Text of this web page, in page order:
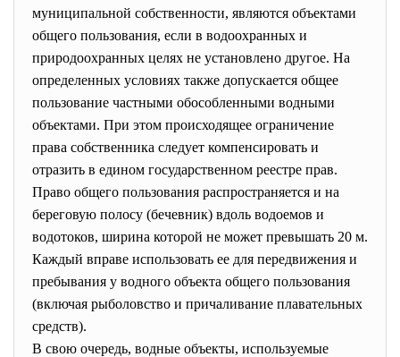
муниципальной собственности, являются объектами
общего пользования, если в водоохранных и
природоохранных целях не установлено другое. На
определенных условиях также допускается общее
пользование частными обособленными водными
объектами. При этом происходящее ограничение
права собственника следует компенсировать и
отразить в едином государственном реестре прав.
Право общего пользования распространяется и на
береговую полосу (бечевник) вдоль водоемов и
водотоков, ширина которой не может превышать 20 м.
Каждый вправе использовать ее для передвижения и
пребывания у водного объекта общего пользования
(включая рыболовство и причаливание плавательных
средств).
В свою очередь, водные объекты, используемые